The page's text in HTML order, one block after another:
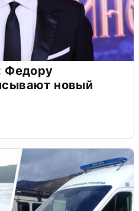
Федору
новый